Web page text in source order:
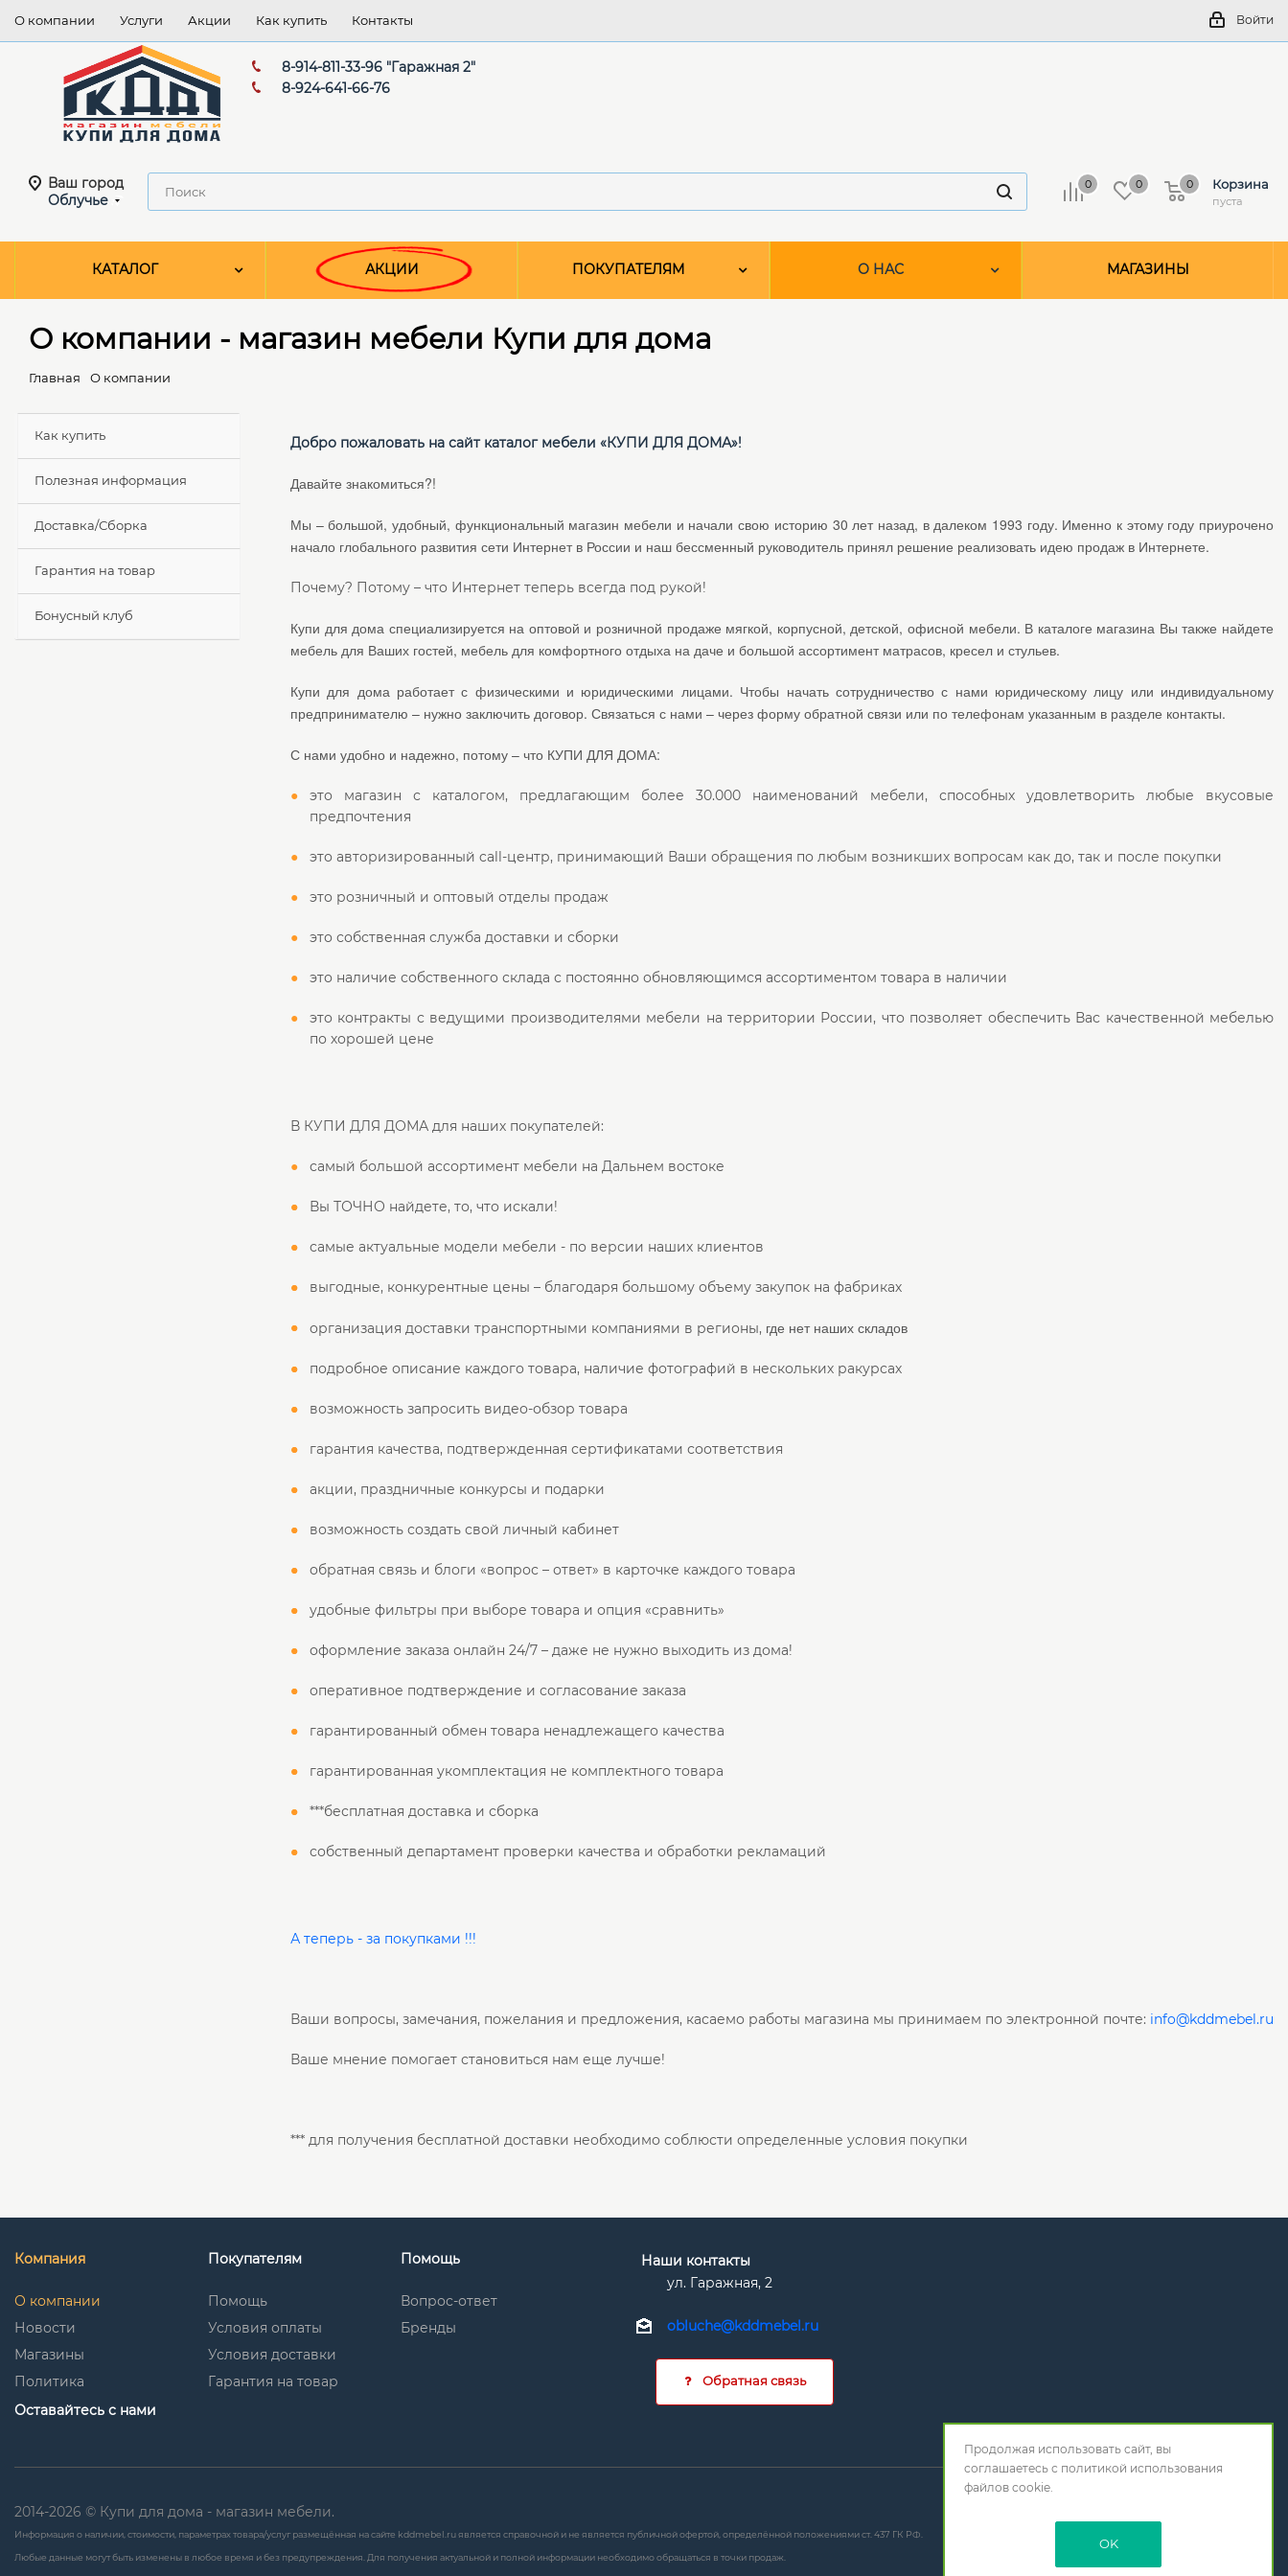
О компании Услуги Акции Как купить Контакты Войти
8-914-811-33-96 "Гаражная 2"
8-924-641-66-76
Ваш город
Облучье
0 0 Корзина
пуста
0
КАТАЛОГ АКЦИИ ПОКУПАТЕЛЯМ О НАС МАГАЗИНЫ
О компании - магазин мебели Купи для дома
Главная О компании
Добро пожаловать на сайт каталог мебели «КУПИ ДЛЯ ДОМА»!
Давайте знакомиться?!
Мы – большой, удобный, функциональный магазин мебели и начали свою историю 30 лет назад, в далеком 1993 году. Именно к этому году приурочено
начало глобального развития сети Интернет в России и наш бессменный руководитель принял решение реализовать идею продаж в Интернете.
Почему? Потому – что Интернет теперь всегда под рукой!
Купи для дома специализируется на оптовой и розничной продаже мягкой, корпусной, детской, офисной мебели. В каталоге магазина Вы также найдете
мебель для Ваших гостей, мебель для комфортного отдыха на даче и большой ассортимент матрасов, кресел и стульев.
Купи для дома работает с физическими и юридическими лицами. Чтобы начать сотрудничество с нами юридическому лицу или индивидуальному
предпринимателю – нужно заключить договор. Связаться с нами – через форму обратной связи или по телефонам указанным в разделе контакты.
С нами удобно и надежно, потому – что КУПИ ДЛЯ ДОМА:
это магазин с каталогом, предлагающим более 30.000 наименований мебели, способных удовлетворить любые вкусовые
предпочтения
это авторизированный call-центр, принимающий Ваши обращения по любым возникших вопросам как до, так и после покупки
это розничный и оптовый отделы продаж
это собственная служба доставки и сборки
это наличие собственного склада с постоянно обновляющимся ассортиментом товара в наличии
это контракты с ведущими производителями мебели на территории России, что позволяет обеспечить Вас качественной мебелью
по хорошей цене
В КУПИ ДЛЯ ДОМА для наших покупателей:
самый большой ассортимент мебели на Дальнем востоке
Вы ТОЧНО найдете, то, что искали!
самые актуальные модели мебели - по версии наших клиентов
выгодные, конкурентные цены – благодаря большому объему закупок на фабриках
организация доставки транспортными компаниями в регионы, где нет наших складов
подробное описание каждого товара, наличие фотографий в нескольких ракурсах
возможность запросить видео-обзор товара
гарантия качества, подтвержденная сертификатами соответствия
акции, праздничные конкурсы и подарки
возможность создать свой личный кабинет
обратная связь и блоги «вопрос – ответ» в карточке каждого товара
удобные фильтры при выборе товара и опция «сравнить»
оформление заказа онлайн 24/7 – даже не нужно выходить из дома!
оперативное подтверждение и согласование заказа
гарантированный обмен товара ненадлежащего качества
гарантированная укомплектация не комплектного товара
***бесплатная доставка и сборка
собственный департамент проверки качества и обработки рекламаций
А теперь - за покупками !!!
Ваши вопросы, замечания, пожелания и предложения, касаемо работы магазина мы принимаем по электронной почте: info@kddmebel.ru
Ваше мнение помогает становиться нам еще лучше!
*** для получения бесплатной доставки необходимо соблюсти определенные условия покупки
Как купить
Полезная информация
Доставка/Сборка
Гарантия на товар
Бонусный клуб
Компания
О компании
Новости
Магазины
Политика
Покупателям
Помощь
Условия оплаты
Условия доставки
Гарантия на товар
Помощь
Вопрос-ответ
Бренды
Оставайтесь с нами
Наши контакты
ул. Гаражная, 2
obluche@kddmebel.ru
Обратная связь
2014-2026 © Купи для дома - магазин мебели.
Информация о наличии, стоимости, параметрах товара/услуг размещённая на сайте kddmebel.ru является справочной и не является публичной офертой, определённой положениями ст. 437 ГК РФ.
Любые данные могут быть изменены в любое время и без предупреждения. Для получения актуальной и полной информации необходимо обращаться в точки продаж.
Продолжая использовать сайт, вы
соглашаетесь с политикой использования
файлов cookie.
OK